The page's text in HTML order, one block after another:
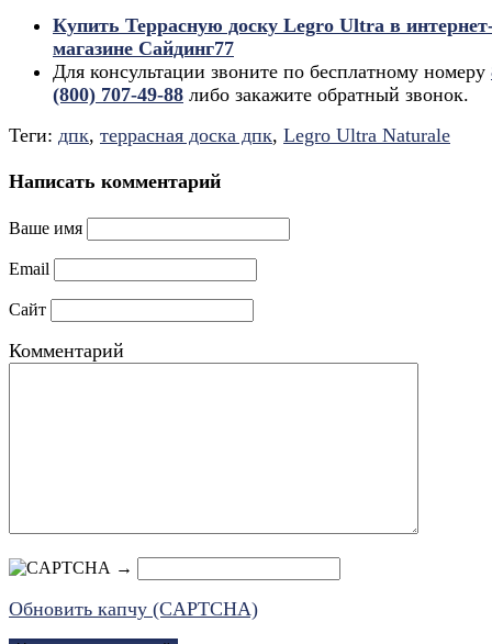
Купить Террасную доску Legro Ultra в
магазине Сайдинг77
Для консультации звоните по бесплатному номеру
(800) 707-49-88 либо закажите обратный звонок.
Теги: дпк, террасная доска дпк, Legro Ultra Naturale
Написать комментарий
Ваше имя
Email
Сайт
Комментарий
→
Обновить капчу (CAPTCHA)